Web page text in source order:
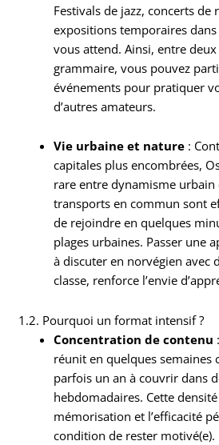
Festivals de jazz, concerts de
expositions temporaires
vous attend. Ainsi, entre
grammaire, vous pouvez
événements pour pratiquer
d’autres amateurs.
Vie urbaine et nature :
capitales plus encombrées,
rare entre dynamisme urbain
transports en commun sont
de rejoindre en quelques
plages urbaines. Passer une
à discuter en norvégien avec
classe, renforce l’envie
1.2. Pourquoi un format intensif ?
Concentration de contenu
réunit en quelques semaines
parfois un an à couvrir dans
hebdomadaires. Cette
mémorisation et l’efficacité
condition de rester motivé(e).